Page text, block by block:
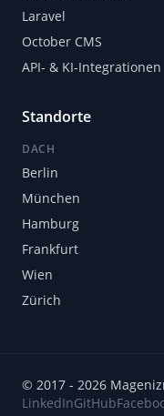
Laravel
October CMS
API- & KI-Integrationen
Standorte
DACH
Berlin
München
Hamburg
Frankfurt
Wien
Zürich
© 2017 - 2026
LinkedInGitHub